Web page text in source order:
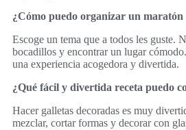
¿Cómo puedo organizar un maratón
Escoge un tema que a todos les guste.
bocadillos y encontrar un lugar
una experiencia acogedora y divertida.
¿Qué fácil y divertida receta puedo
Hacer galletas decoradas es muy
mezclar, cortar formas y decorar con